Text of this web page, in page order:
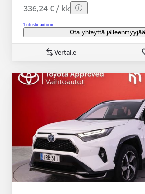
336,24 € / kk
Tutustu autoon
Ota yhteyttä
Vertaile